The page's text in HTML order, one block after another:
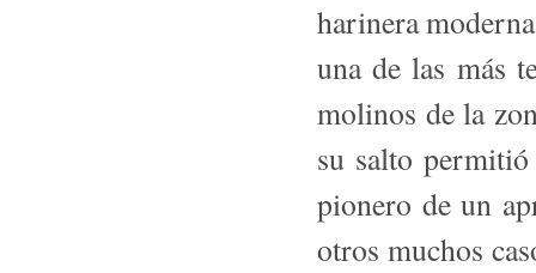
harinera
una de las más
molinos de la
su salto
pionero de un
otros muchos